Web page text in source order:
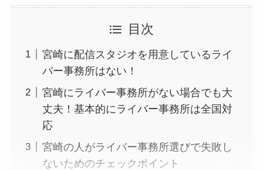
目次
宮崎に配信スタジオを用意しているライ
バー事務所はない！
宮崎にライバー事務所がない場合でも大
丈夫！基本的にライバー事務所は全国対
応
宮崎の人がライバー事務所選びで失敗し
ないためのチェックポイント